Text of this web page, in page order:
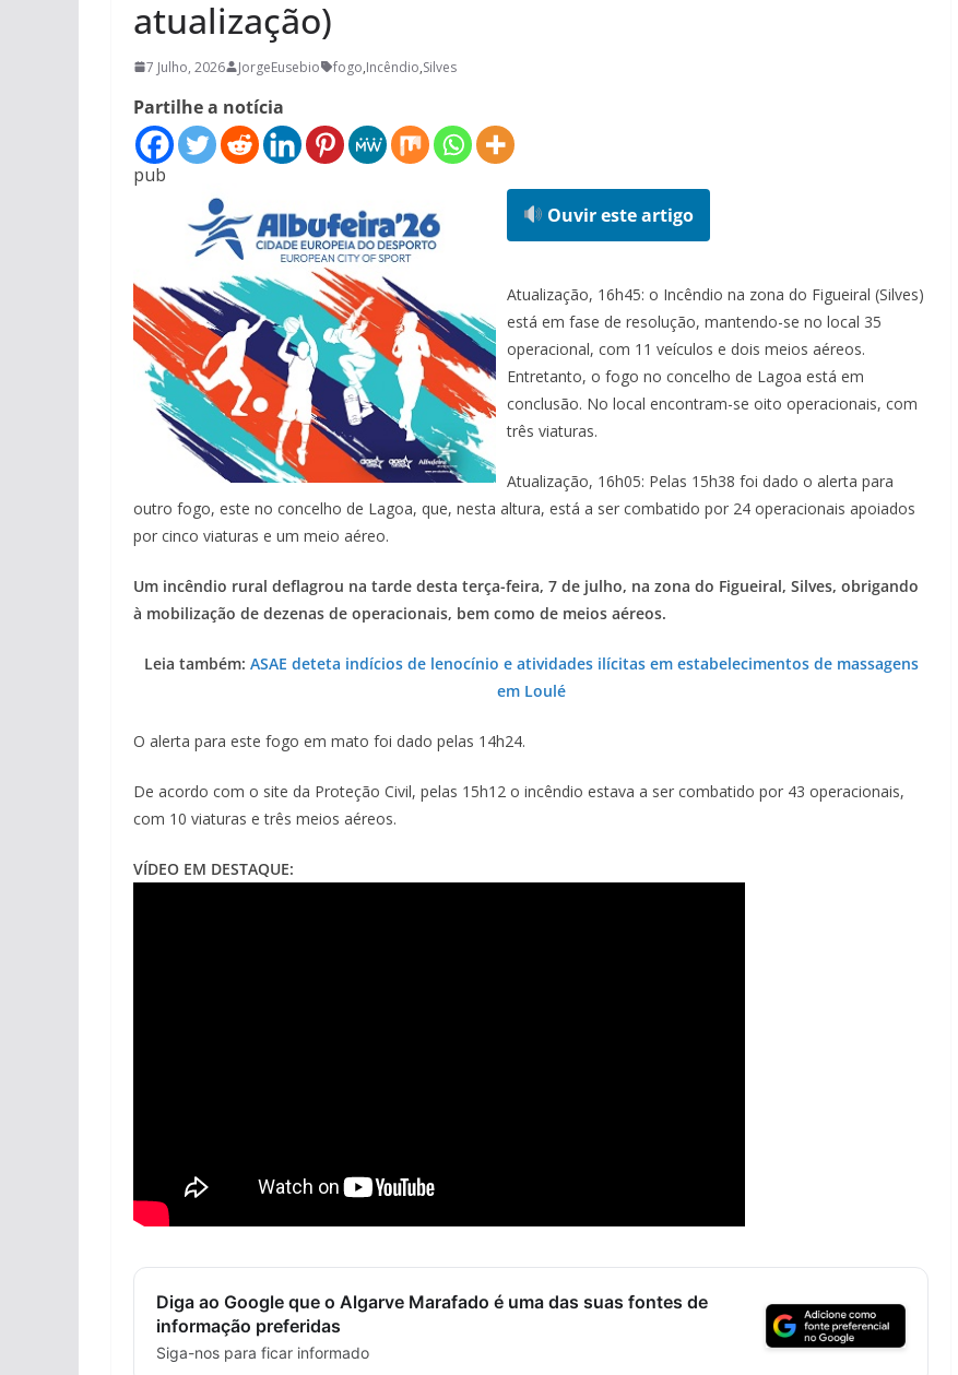
atualização)
7 Julho, 2026 JorgeEusebio fogo,Incêndio,Silves
Partilhe a notícia
pub
Ouvir este artigo
Atualização, 16h45: o Incêndio na zona do Figueiral (Silves)
está em fase de resolução, mantendo-se no local 35
operacional, com 11 veículos e dois meios aéreos.
Entretanto, o fogo no concelho de Lagoa está em
conclusão. No local encontram-se oito operacionais, com
três viaturas.
Atualização, 16h05: Pelas 15h38 foi dado o alerta para
outro fogo, este no concelho de Lagoa, que, nesta altura, está a ser combatido por 24 operacionais apoiados
por cinco viaturas e um meio aéreo.
Um incêndio rural deflagrou na tarde desta terça-feira, 7 de julho, na zona do Figueiral, Silves, obrigando
à mobilização de dezenas de operacionais, bem como de meios aéreos.
Leia também: ASAE deteta indícios de lenocínio e atividades ilícitas em estabelecimentos de massagens
em Loulé
O alerta para este fogo em mato foi dado pelas 14h24.
De acordo com o site da Proteção Civil, pelas 15h12 o incêndio estava a ser combatido por 43 operacionais,
com 10 viaturas e três meios aéreos.
VÍDEO EM DESTAQUE:
Diga ao Google que o Algarve Marafado é uma das suas fontes de
informação preferidas
Siga-nos para ficar informado
Lagos – A quem pertence a parte superior da
sacristia da Igreja de Santa Maria?!…